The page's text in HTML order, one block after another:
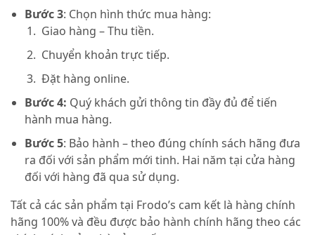
Bước 3: Chọn hình thức mua hàng:
Giao hàng – Thu tiền.
Chuyển khoản trực tiếp.
Đặt hàng online.
Bước 4: Quý khách gửi thông tin đầy đủ để tiến
hành mua hàng.
Bước 5: Bảo hành – theo đúng chính sách hãng đưa
ra đối với sản phẩm mới tinh. Hai năm tại cửa hàng
đối với hàng đã qua sử dụng.
Tất cả các sản phẩm tại Frodo’s cam kết là hàng chính
hãng 100% và đều được bảo hành chính hãng theo các